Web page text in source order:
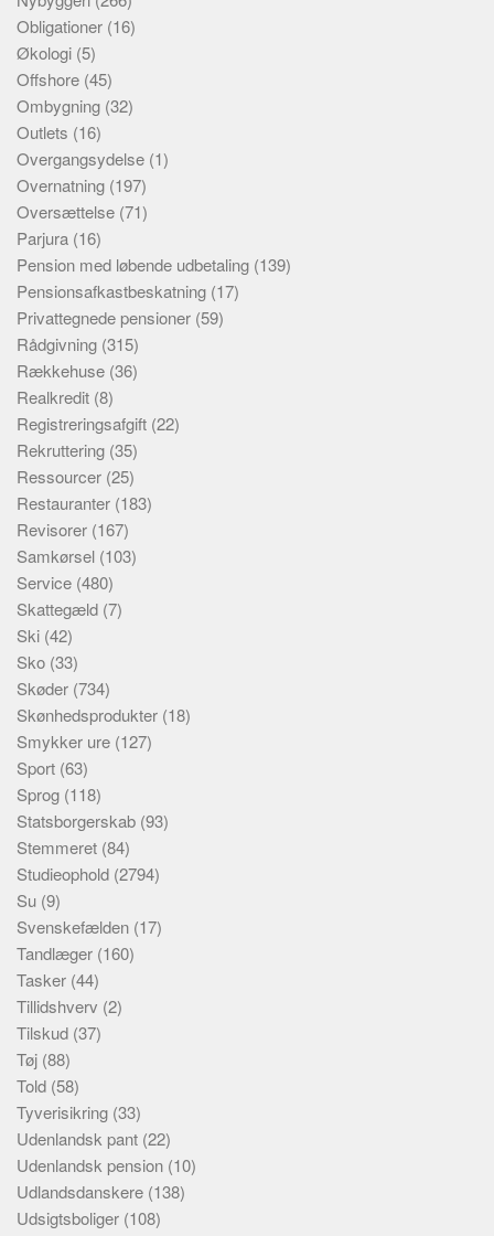
Obligationer (16)
Økologi (5)
Offshore (45)
Ombygning (32)
Outlets (16)
Overgangsydelse (1)
Overnatning (197)
Oversættelse (71)
Parjura (16)
Pension med løbende udbetaling (139)
Pensionsafkastbeskatning (17)
Privattegnede pensioner (59)
Rådgivning (315)
Rækkehuse (36)
Realkredit (8)
Registreringsafgift (22)
Rekruttering (35)
Ressourcer (25)
Restauranter (183)
Revisorer (167)
Samkørsel (103)
Service (480)
Skattegæld (7)
Ski (42)
Sko (33)
Skøder (734)
Skønhedsprodukter (18)
Smykker ure (127)
Sport (63)
Sprog (118)
Statsborgerskab (93)
Stemmeret (84)
Studieophold (2794)
Su (9)
Svenskefælden (17)
Tandlæger (160)
Tasker (44)
Tillidshverv (2)
Tilskud (37)
Tøj (88)
Told (58)
Tyverisikring (33)
Udenlandsk pant (22)
Udenlandsk pension (10)
Udlandsdanskere (138)
Udsigtsboliger (108)